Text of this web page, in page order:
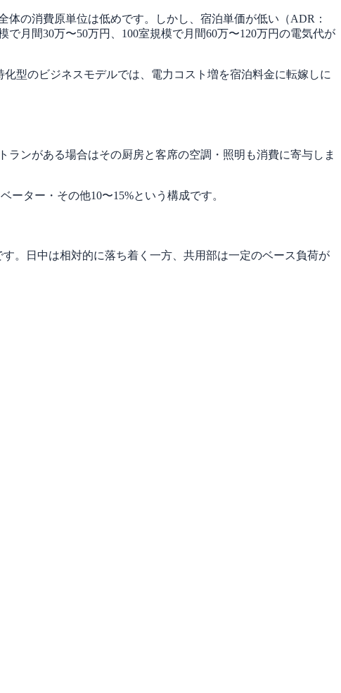
の消費原単位は低めです。しかし、宿泊単価が低い（ADR：
月間30万〜50万円、100室規模で月間60万〜120万円の電気代が
型のビジネスモデルでは、電力コスト増を宿泊料金に転嫁しに
ンがある場合はその厨房と客席の空調・照明も消費に寄与しま
ーター・その他10〜15%という構成です。
。日中は相対的に落ち着く一方、共用部は一定のベース負荷が